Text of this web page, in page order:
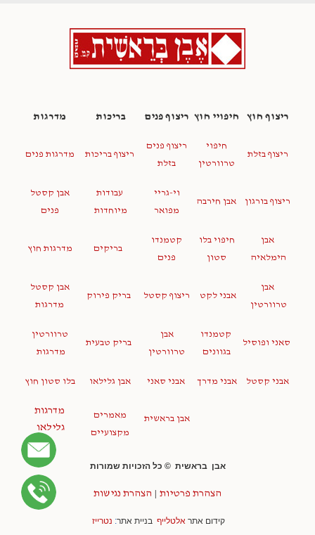
ריצוף חוץ חיפויי חוץ ריצוף פנים בריכות מדרגות
ריצוף בזלת
חיפוי
טרוורטין
ריצוף פנים
בזלת
ריצוף בריכות מדרגות פנים
ריצוף בורגון אבן חירבה
וי-גריי
מפואר
עבודות
מיוחדות
אבן קסטל
פנים
אבן
הימלאיה
חיפוי בלו
סטון
קטמנדו
פנים
בריקים מדרגות חוץ
אבן
טרוורטין
אבני לקט ריצוף קסטל בריק פירוק
אבן קסטל
מדרגות
סאני ופוסיל
קטמנדו
בגוונים
אבן
טרוורטין
בריק טבעית
טרוורטין
מדרגות
אבני קסטל אבני מדרך אבני סאני אבן גלילאו בלו סטון חוץ
אבן בראשית
מאמרים
מקצועיים
מדרגות
גלילאו
אבן בראשית © כל הזכויות שמורות
הצהרת פרטיות | הצהרת נגישות
קידום אתר אלטלייף בניית אתר: נטרייז